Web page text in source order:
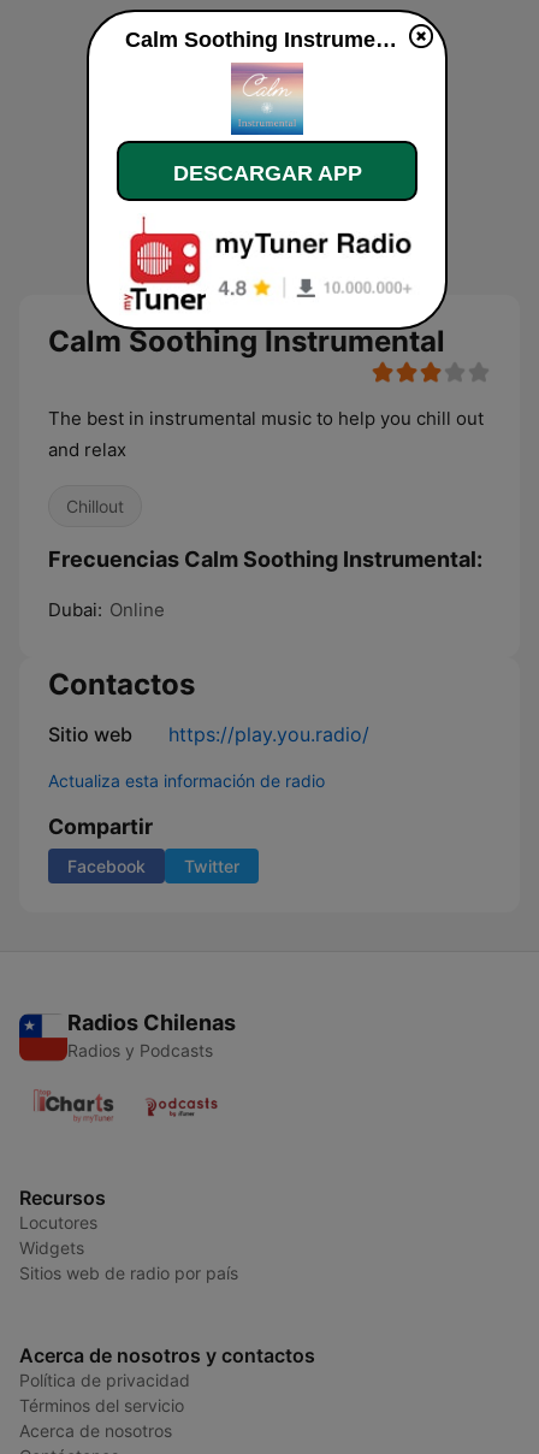
Calm Soothing Instrumental
The best in instrumental music to help you chill out
and relax
Chillout
Frecuencias Calm Soothing Instrumental:
Dubai: Online
Contactos
Sitio web https://play.you.radio/
Actualiza esta información de radio
Compartir
Facebook Twitter
Radios Chilenas
Radios y Podcasts
Recursos
Locutores
Widgets
Sitios web de radio por país
Acerca de nosotros y contactos
Política de privacidad
Términos del servicio
Acerca de nosotros
Calm Soothing Instrumental en vivo
DESCARGAR APP